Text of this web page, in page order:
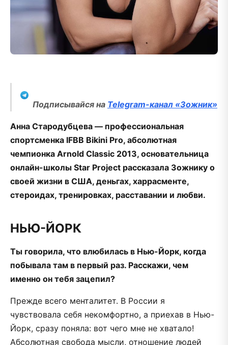
Подписывайся на Telegram-канал «Зожник»
Анна Стародубцева — профессиональная
спортсменка IFBB Bikini Pro, абсолютная
чемпионка Arnold Classic 2013, основательница
онлайн-школы Star Project рассказала Зожнику о
своей жизни в США, деньгах, харрасменте,
стероидах, тренировках, расставании и любви.
НЬЮ-ЙОРК
Ты говорила, что влюбилась в Нью-Йорк, когда
побывала там в первый раз. Расскажи, чем
именно он тебя зацепил?
Прежде всего менталитет. В России я
чувствовала себя некомфортно, а приехав в Нью-
Йорк, сразу поняла: вот чего мне не хватало!
Абсолютная свобода мысли, отношение людей